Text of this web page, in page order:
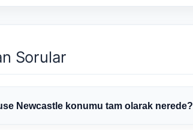
Sorular
Newcastle konumu tam olarak nerede?